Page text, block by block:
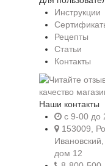
Инструкции
Рецепты
Статьи
Контакты
Наши контакты
c 9-00 до
153009,
дом 12